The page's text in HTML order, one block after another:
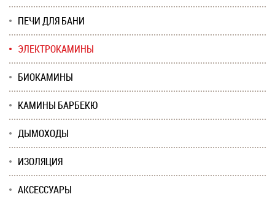
ПЕЧИ ДЛЯ БАНИ
ЭЛЕКТРОКАМИНЫ
БИОКАМИНЫ
КАМИНЫ БАРБЕКЮ
ДЫМОХОДЫ
ИЗОЛЯЦИЯ
АКСЕССУАРЫ